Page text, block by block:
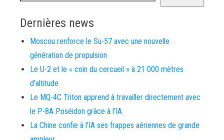
Dernières news
Moscou renforce le Su-57 avec une nouvelle
génération de propulsion
Le U-2 et le « coin du cercueil » à 21 000 mètres
d’altitude
Le MQ-4C Triton apprend à travailler directement avec
le P-8A Poséidon grâce à l’IA
La Chine confie à l’IA ses frappes aériennes de grande